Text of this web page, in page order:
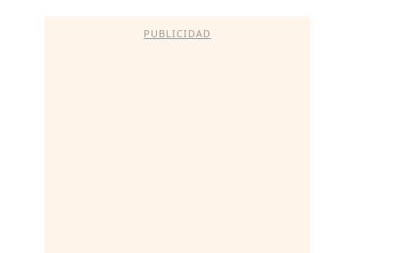
PUBLICIDAD